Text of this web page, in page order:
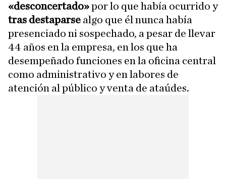
«desconcertado»por lo que había ocurrido y
tras destaparse algo que él nunca había
presenciado ni sospechado, a pesar de llevar
44 años en la empresa, en los que ha
desempeñado funciones en la oficina central
como administrativo y en labores de
atención al público y venta de ataúdes.